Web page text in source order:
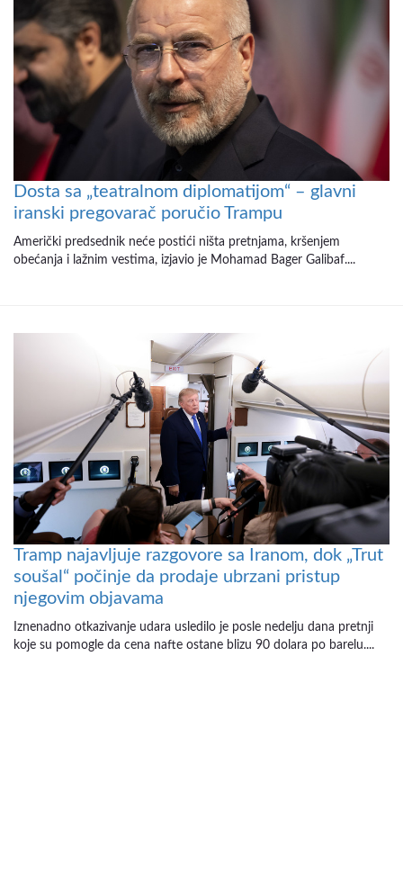
Dosta sa „teatralnom diplomatijom“ – glavni
iranski pregovarač poručio Trampu
Američki predsednik neće postići ništa pretnjama, kršenjem
obećanja i lažnim vestima, izjavio je Mohamad Bager Galibaf....
Tramp najavljuje razgovore sa Iranom, dok „Trut
soušal“ počinje da prodaje ubrzani pristup
njegovim objavama
Iznenadno otkazivanje udara usledilo je posle nedelju dana pretnji
koje su pomogle da cena nafte ostane blizu 90 dolara po barelu....